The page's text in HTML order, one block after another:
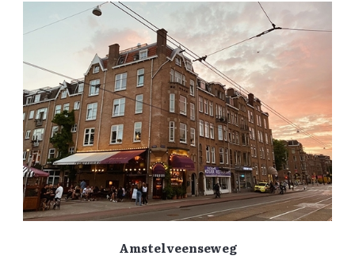
Amstelveenseweg